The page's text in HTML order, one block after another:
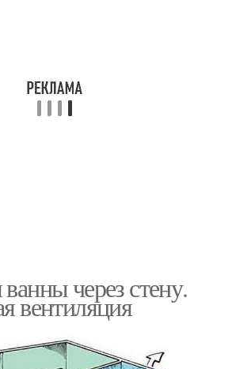
Вентиляции в частный
через стену.
вентиляция